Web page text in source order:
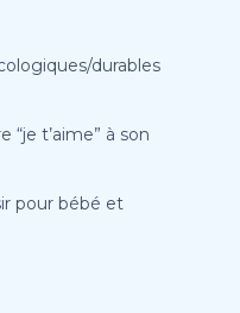
durables
“je t’aime” à son
pour bébé et